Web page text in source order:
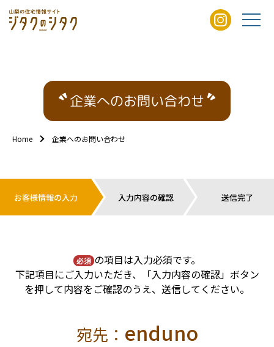
企業へのお問い合わせ
Home 企業へのお問い合わせ
お客様情報の入力 入力内容の確認 送信完了
必須 の項目は入力必須です。
下記項目にご入力いただき、「入力内容の確認」ボタン
を押して内容をご確認のうえ、送信してください。
宛先： enduno